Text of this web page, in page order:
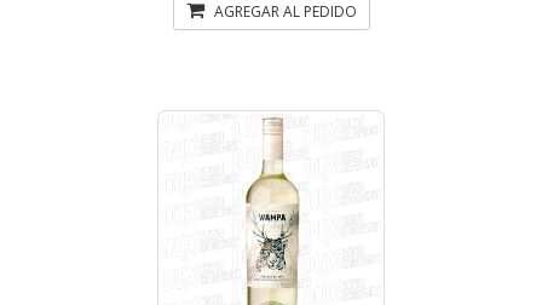
AGREGAR AL PEDIDO